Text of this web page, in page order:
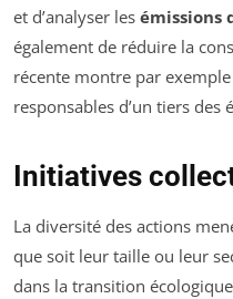
et d’analyser les émissions
également de réduire la
récente montre par
responsables d’un tiers des
Initiatives
La diversité des actions
que soit leur taille ou leur
dans la transition